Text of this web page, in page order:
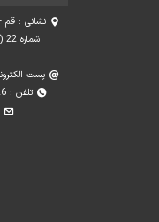
نشانی : قم
پست
تلفن : 37742626 - 025 مرکز تلفن مدرسه